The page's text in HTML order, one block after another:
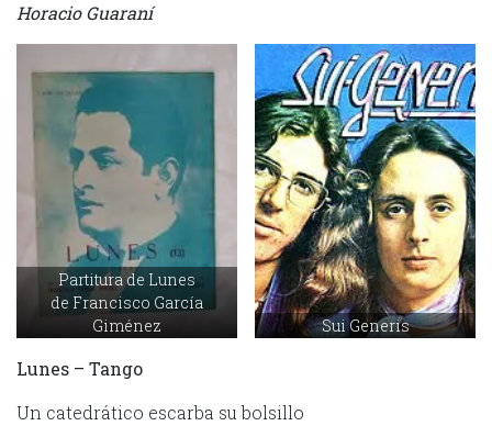
Horacio Guaraní
Partitura de Lunes
de Francisco García
Giménez
Sui Generis
Lunes – Tango
Un catedrático escarba su bolsillo